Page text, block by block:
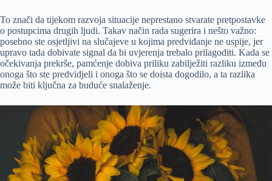
To znači da tijekom razvoja situacije neprestano stvarate pretpostavke
o postupcima drugih ljudi. Takav način rada sugerira i nešto važno:
posebno ste osjetljivi na slučajeve u kojima predviđanje ne uspije, jer
upravo tada dobivate signal da bi uvjerenja trebalo prilagoditi. Kada se
očekivanja prekrše, pamćenje dobiva priliku zabilježiti razliku između
onoga što ste predvidjeli i onoga što se doista dogodilo, a ta razlika
može biti ključna za buduće snalaženje.